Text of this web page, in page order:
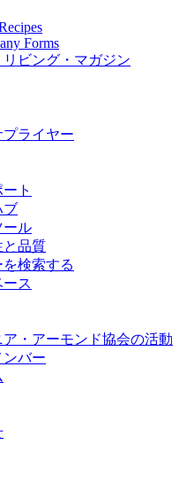
Forms
ビング・マガジン
ライヤー
ト
ブ
ール
と品質
検索する
ス
ア・アーモンド協会の活動
バー